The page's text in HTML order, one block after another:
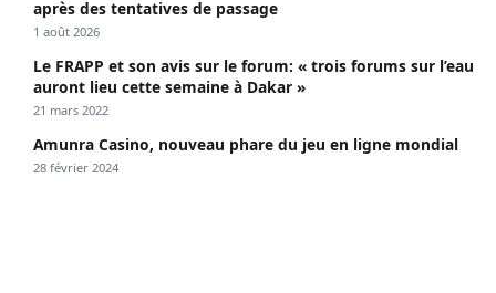
après des tentatives de passage
1 août 2026
Le FRAPP et son avis sur le forum: « trois forums sur l’eau
auront lieu cette semaine à Dakar »
21 mars 2022
Amunra Casino, nouveau phare du jeu en ligne mondial
28 février 2024